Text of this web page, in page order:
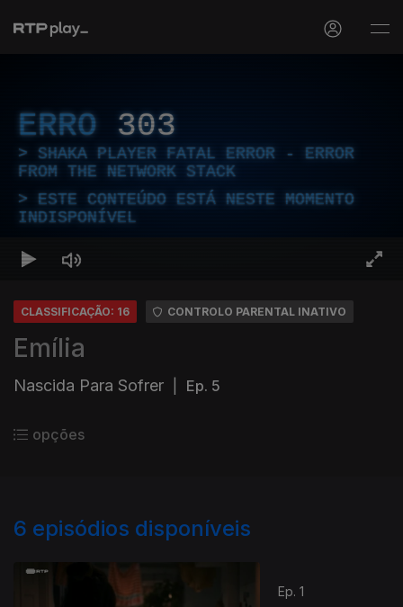
ERRO 303
SHAKA PLAYER FATAL ERROR - ERROR
FROM THE NETWORK STACK
ESTE CONTEÚDO ESTÁ NESTE MOMENTO
INDISPONÍVEL
CLASSIFICAÇÃO: 16 CONTROLO PARENTAL INATIVO
Emília
Nascida Para Sofrer Ep. 5
opções
6 episódios disponíveis
Ep. 1